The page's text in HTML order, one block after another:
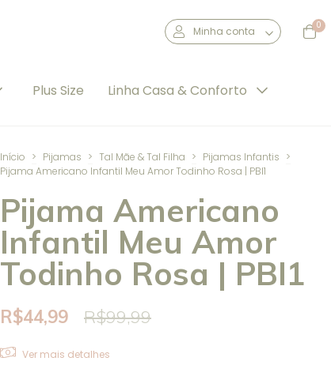
Minha conta 0
Plus Size Linha Casa & Conforto
Início > Pijamas > Tal Mãe & Tal Filha > Pijamas Infantis >
Pijama Americano Infantil Meu Amor Todinho Rosa | PBI1
Pijama Americano
Infantil Meu Amor
Todinho Rosa | PBI1
R$44,99 R$99,99
Ver mais detalhes